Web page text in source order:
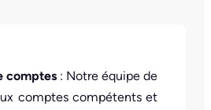
comptes : Notre équipe de
comptes compétents et